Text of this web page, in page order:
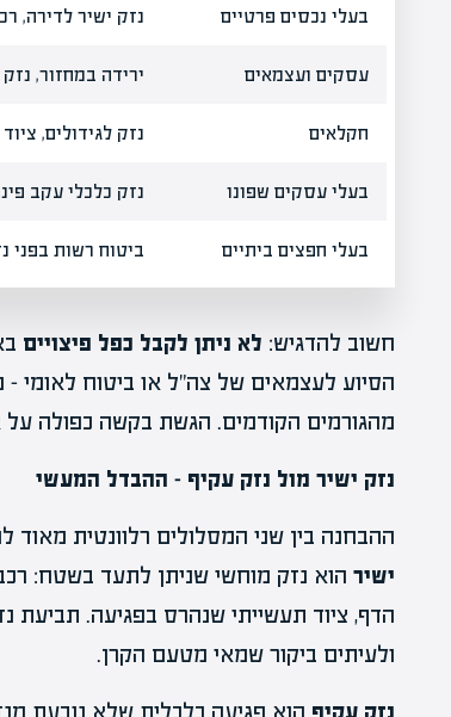
בעלי נכסים פרטיים נזק ישיר לדירה,
עסקים ועצמאים ירידה במחזור,
חקלאים נזק לגידולים,
בעלי עסקים שפונו נזק כלכלי עקב
בעלי חפצים ביתיים ביטוח רשות בפני
חשוב להדגיש: לא ניתן לקבל כפל פיצויים
הסיוע לעצמאים של צה"ל או ביטוח לאומי –
מהגורמים הקודמים. הגשת בקשה כפולה
נזק ישיר מול נזק עקיף – ההבדל המעשי
ההבחנה בין שני המסלולים רלוונטית
ישיר הוא נזק מוחשי שניתן לתעד בשטח:
הדף, ציוד תעשייתי שנהרס בפגיעה. תביעת
ולעיתים ביקור שמאי מטעם הקרן.